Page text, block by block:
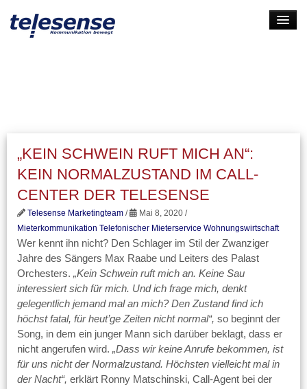
KONTAKT
LOGIN
„KEIN SCHWEIN RUFT MICH AN“:
KEIN NORMALZUSTAND IM CALL-
CENTER DER TELESENSE
Telesense Marketingteam /
Mai 8, 2020 /
Mieterkommunikation Telefonischer Mieterservice Wohnungswirtschaft
Wer kennt ihn nicht? Den Schlager im Stil der Zwanziger
Jahre des Sängers Max Raabe und Leiters des Palast
Orchesters. „Kein Schwein ruft mich an. Keine Sau
interessiert sich für mich. Und ich frage mich, denkt
gelegentlich jemand mal an mich? Den Zustand find ich
höchst fatal, für heut’ge Zeiten nicht normal“, so beginnt der
Song, in dem ein junger Mann sich darüber beklagt, dass er
nicht angerufen wird. „Dass wir keine Anrufe bekommen, ist
für uns nicht der Normalzustand. Höchsten vielleicht mal in
der Nacht“, erklärt Ronny Matschinski, Call-Agent bei der